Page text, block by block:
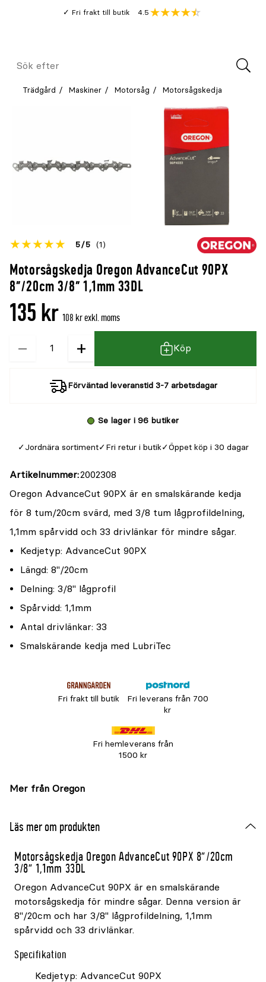
Fri frakt till butik
Genomsnitt
4.5
Meny
Sök
Trädgård Maskiner Motorsåg Motorsågskedja
Motorsågskedja Oregon AdvanceCut 90PX
8"/20cm 3/8" 1,1mm 33DL
Betyget
denna
produkt
av
5 5 (1)
Öppna
recensioner
135 kr 108 kr exkl. moms
−
Kvantitet + Köp
Förväntad leveranstid 3-7 arbetsdagar
Se lager i 96 butiker
Jordnära sortiment Fri retur i butik Öppet köp i 30 dagar
Artikelnummer 2002308
Oregon AdvanceCut 90PX är en smalskärande kedja
för 8 tum/20cm svärd, med 3/8 tum lågprofildelning,
1,1mm spårvidd och 33 drivlänkar för mindre sågar.
Kedjetyp: AdvanceCut 90PX
Längd: 8"/20cm
Delning: 3/8" lågprofil
Spårvidd: 1,1mm
Antal drivlänkar: 33
Smalskärande kedja med LubriTec
Fri frakt till butik
Fri leverans från 700
kr
Fri hemleverans från
1500 kr
Mer från Oregon
Läs mer om produkten
Motorsågskedja Oregon AdvanceCut 90PX 8"/20cm
3/8" 1,1mm 33DL
Oregon AdvanceCut 90PX är en smalskärande
motorsågskedja för mindre sågar. Denna version är
8"/20cm och har 3/8" lågprofildelning, 1,1mm
spårvidd och 33 drivlänkar.
Specifikation
Kedjetyp: AdvanceCut 90PX